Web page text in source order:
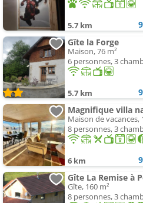
5.7 km
Gîte la Forge
Maison, 76 m²
6 personnes, 3
5.7 km
Magnifique villa
Maison de vacances,
8 personnes, 3
6 km
Gîte La Remise à
Gîte, 160 m²
8 personnes, 3